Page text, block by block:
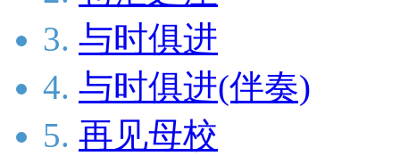
3. 与时俱进
4. 与时俱进(伴奏)
5. 再见母校